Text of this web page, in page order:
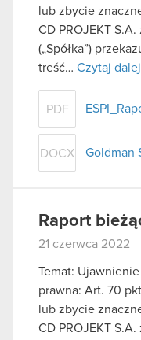
lub zbycie
CD PROJEKT
(„Spółka”)
treść… Czytaj dalej
PDF
DOCX Goldman
Raport
21 czerwca 2022
Temat:
prawna: Art. 70
lub zbycie
CD PROJEKT